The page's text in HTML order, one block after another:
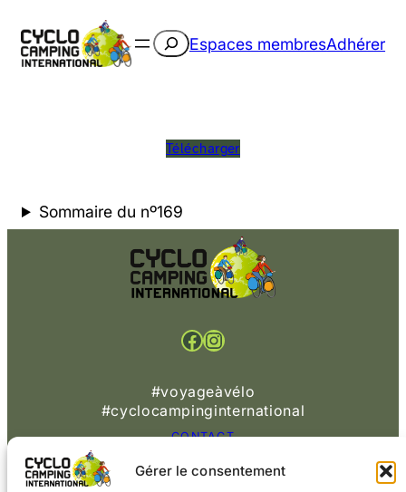
Gérer le consentement
Rechercher
Espaces membresAdhérer
Télécharger
Sommaire du nº169
Facebook Instagram
#voyageàvélo
#cyclocampinginternational
CONTACT
© 2026 Cyclo
Camping International
Cookies Mentions légales